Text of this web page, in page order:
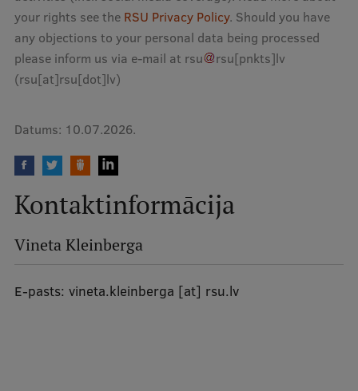
your rights see the RSU Privacy Policy. Should you have
any objections to your personal data being processed
please inform us via e-mail at rsu rsu[pnkts]lv
(rsu[at]rsu[dot]lv)
Datums: 10.07.2026.
Kontaktinformācija
Vineta Kleinberga
E-pasts: vineta.kleinberga [at] rsu.lv